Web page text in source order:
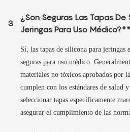
3
¿Son Seguras Las Tapas De
Jeringas Para Uso Médico?**
Sí, las tapas de silicona para jeringas
seguras para uso médico.
materiales no tóxicos aprobados por
cumplen con los estándares de salud
seleccionar tapas específicamente
asegurar el cumplimiento de las